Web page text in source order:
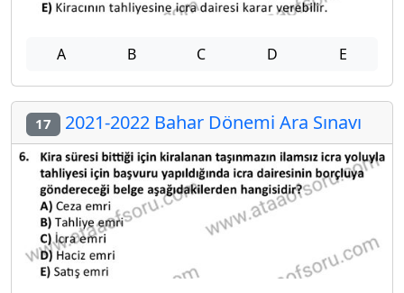
A B C D E
17 2021-2022 Bahar Dönemi Ara Sınavı